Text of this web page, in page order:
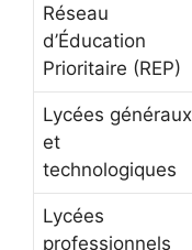
Réseau
d’Éducation
Prioritaire (REP)
Lycées généraux
et
technologiques
Lycées
professionnels